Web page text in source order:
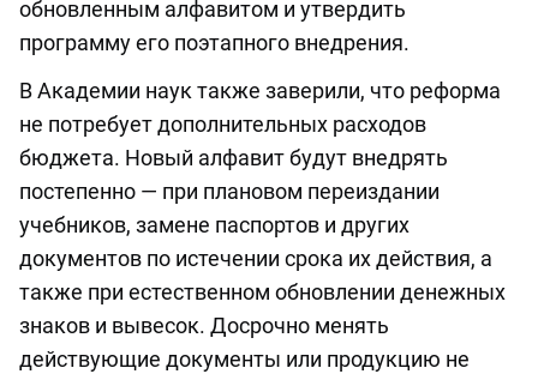
обновленным алфавитом и утвердить
программу его поэтапного внедрения.
В Академии наук также заверили, что реформа
не потребует дополнительных расходов
бюджета. Новый алфавит будут внедрять
постепенно — при плановом переиздании
учебников, замене паспортов и других
документов по истечении срока их действия, а
также при естественном обновлении денежных
знаков и вывесок. Досрочно менять
действующие документы или продукцию не